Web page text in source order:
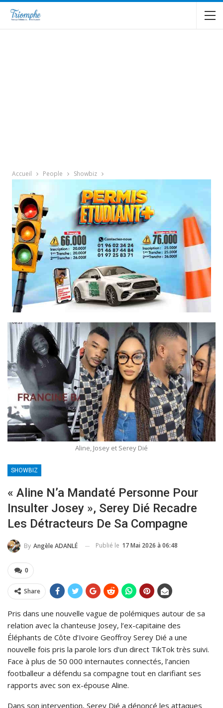
Accueil People Showbiz
Aline, Josey et Serey Dié
SHOWBIZ
« Aline N’a Mandaté Personne Pour
Insulter Josey », Serey Dié Recadre
Les Détracteurs De Sa Compagne
By Angèle ADANLÉ Publié le 17 Mai 2026 à 06:48
0
Share
Pris dans une nouvelle vague de polémiques autour de sa
relation avec la chanteuse Josey, l’ex-capitaine des
Éléphants de Côte d’Ivoire Geoffroy Serey Dié a une
nouvelle fois pris la parole lors d’un direct TikTok très suivi.
Face à plus de 50 000 internautes connectés, l’ancien
footballeur a défendu sa compagne tout en clarifiant ses
rapports avec son ex-épouse Aline.
Dans son intervention, Serey Dié a dénoncé les attaques